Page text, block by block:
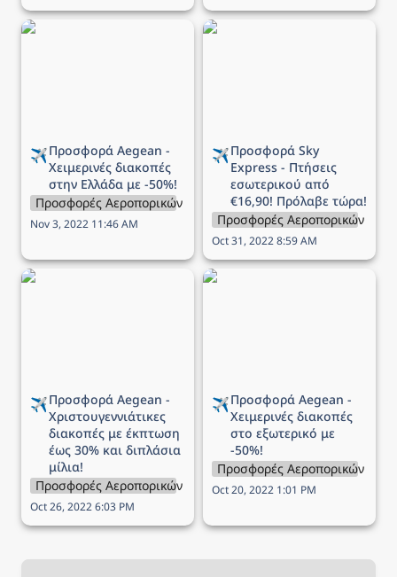
Προσφορά Aegean -
✈️
Χειμερινές διακοπές
στην Ελλάδα με -50%!
Προσφορές Αεροπορικών Εταιρειών
Nov 3, 2022 11:46 AM
Προσφορά Sky Express -
✈️Προσφορά Sky
Express - Πτήσεις
εσωτερικού από
€16,90! Πρόλαβε τώρα!
Προσφορές Αεροπορικών
Oct 31, 2022 8:59 AM
Προσφορά Aegean -
✈️
Χριστουγεννιάτικες
διακοπές με έκπτωση
έως 30% και διπλάσια
μίλια!
Προσφορές Αεροπορικών Εταιρειών
Oct 26, 2022 6:03 PM
Προσφορά Aegean -
✈️
Χειμερινές διακοπές
στο εξωτερικό με
-50%!
Προσφορές Αεροπορικών
Oct 20, 2022 1:01 PM